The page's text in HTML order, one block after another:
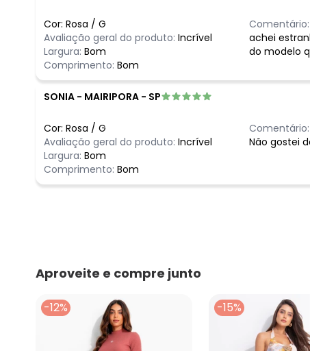
Cor: Rosa / G
Avaliação geral do produto: Incrível
Largura: Bom
Comprimento: Bom
Comentário:
achei
do modelo
SONIA - MAIRIPORA - SP
Cor: Rosa / G
Avaliação geral do produto: Incrível
Largura: Bom
Comprimento: Bom
Comentário:
Não gostei
Aproveite e compre junto
-12% -15%